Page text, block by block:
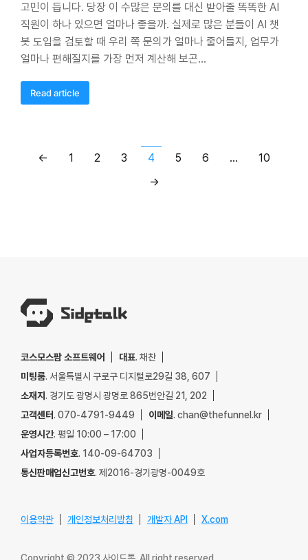
고민이 듭니다. 당장 이 수많은 문의를 대신 받아줄 똑똑한 AI
직원이 하나 있으면 얼마나 좋을까. 실제로 많은 분들이 AI 챗
봇 도입을 검토할 때 우리 쪽 문의가 얼마나 줄어들지, 업무가
얼마나 편해질지를 가장 먼저 계산해 보곤…
Read article
← 1 2 3 4 5 6 …
10
→
코스모스팜 소프트웨어 대표. 채찬
미팅룸. 서울특별시 구로구 디지털로29길 38, 607
소재지. 경기도 광명시 광명로 865번안길 21, 202
고객센터. 070-4791-9449 이메일. chan@thefunnel.kr
운영시간. 평일 10:00 – 17:00
사업자등록번호. 140-09-64703
통신판매업신고번호. 제2016-경기광명-0049호
이용약관 개인정보처리방침 개발자 API X.com